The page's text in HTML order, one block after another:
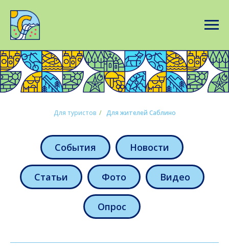
Для туристов / Для жителей Саблино
События Новости
Статьи Фото Видео
Опрос